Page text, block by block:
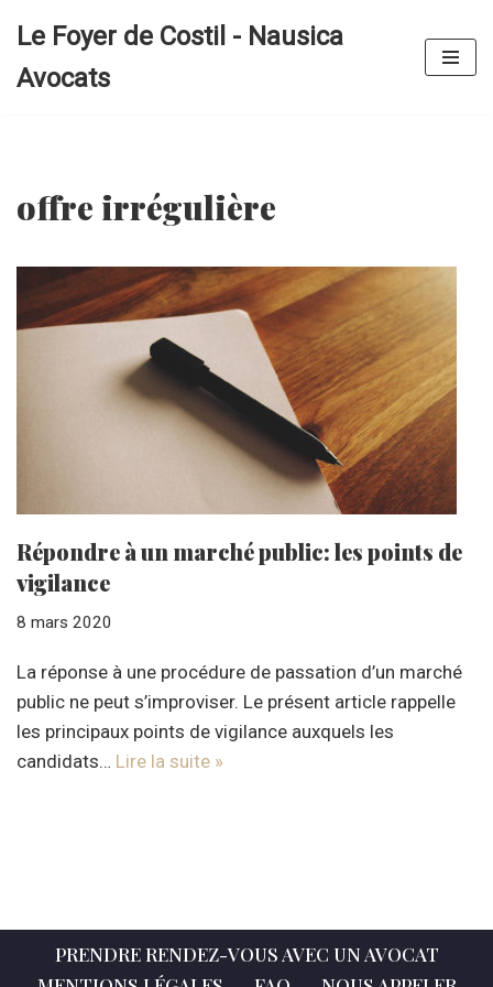
au
Le Foyer de Costil - Nausica
Avocats
offre irrégulière
Répondre à un marché public: les points de
vigilance
8 mars 2020
La réponse à une procédure de passation d’un marché
public ne peut s’improviser. Le présent article rappelle
les principaux points de vigilance auxquels les
candidats… Lire la suite »
PRENDRE RENDEZ-VOUS AVEC UN AVOCAT